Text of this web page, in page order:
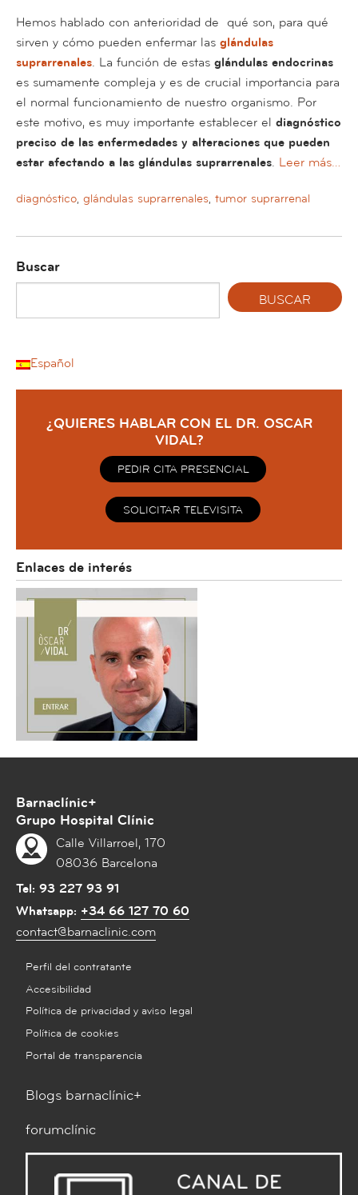
Hemos hablado con anterioridad de qué son, para qué
sirven y cómo pueden enfermar las glándulas
suprarrenales. La función de estas glándulas endocrinas
es sumamente compleja y es de crucial importancia para
el normal funcionamiento de nuestro organismo. Por
este motivo, es muy importante establecer el diagnóstico
preciso de las enfermedades y alteraciones que pueden
estar afectando a las glándulas suprarrenales. Leer más…
diagnóstico, glándulas suprarrenales, tumor suprarrenal
Buscar
Español
¿QUIERES HABLAR CON EL DR. OSCAR
VIDAL?
PEDIR CITA PRESENCIAL
SOLICITAR TELEVISITA
Enlaces de interés
Barnaclínic+
Grupo Hospital Clínic
Calle Villarroel, 170
08036 Barcelona
Tel: 93 227 93 91
Whatsapp: +34 66 127 70 60
contact@barnaclinic.com
Perfil del contratante
Accesibilidad
Política de privacidad y aviso legal
Política de cookies
Portal de transparencia
Blogs barnaclínic+
forumclínic